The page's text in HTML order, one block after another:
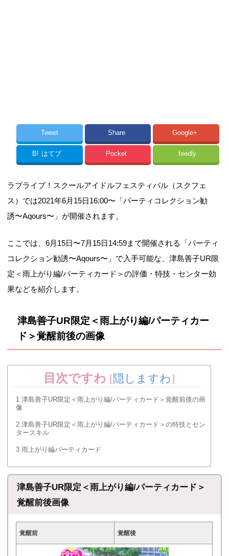
Tweet Share Google+
B! はてブ Pocket feedly
ラブライブ！スクールアイドルフェスティバル（スクフェ
ス）では2021年6月15日16:00〜「パーティコレクション勧
誘〜Aqours〜」が開催されます。
ここでは、6月15日〜7月15日14:59まで開催される「パーティ
コレクション勧誘〜Aqours〜」で入手可能な、津島善子UR限
定＜雨上がり編/パーティカード＞の評価・特技・センター効
果などを紹介します。
津島善子UR限定＜雨上がり編/パーティカー
ド＞覚醒前後の画像
目次ですわ [隠しますわ]
1 津島善子UR限定＜雨上がり編/パーティカード＞覚醒前後の画
像
2 津島善子UR限定＜雨上がり編/パーティカード＞の特技とセン
タースキル
3 雨上がり編パーティカード
津島善子UR限定＜雨上がり編/パーティカード＞
覚醒前後画像
覚醒前 覚醒後